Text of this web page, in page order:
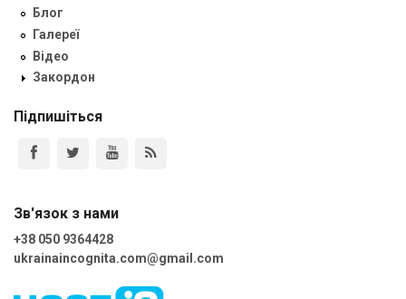
Блог
Галереї
Відео
Закордон
Підпишіться
Зв'язок з нами
+38 050 9364428
ukrainaincognita.com@gmail.com